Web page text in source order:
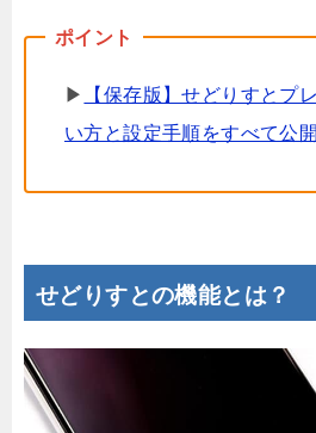
▶
【保存版】せどりすとプ
い方と設定手順をすべて公開
せどりすとの機能とは？